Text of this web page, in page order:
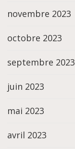
novembre 2023
octobre 2023
septembre 2023
juin 2023
mai 2023
avril 2023